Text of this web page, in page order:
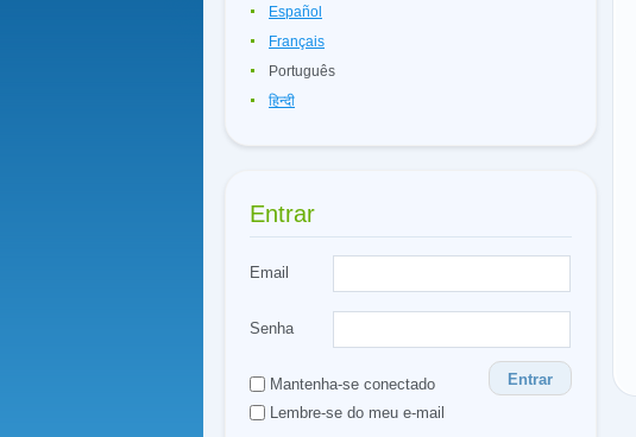
Español
Français
Português
हिन्दी
Entrar
Email
Senha
Mantenha-se conectado
Entrar
Lembre-se do meu e-mail